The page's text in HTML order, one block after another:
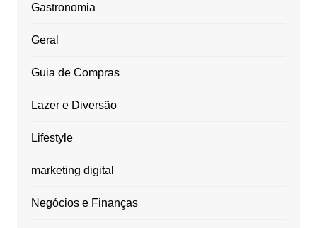
Gastronomia
Geral
Guia de Compras
Lazer e Diversão
Lifestyle
marketing digital
Negócios e Finanças